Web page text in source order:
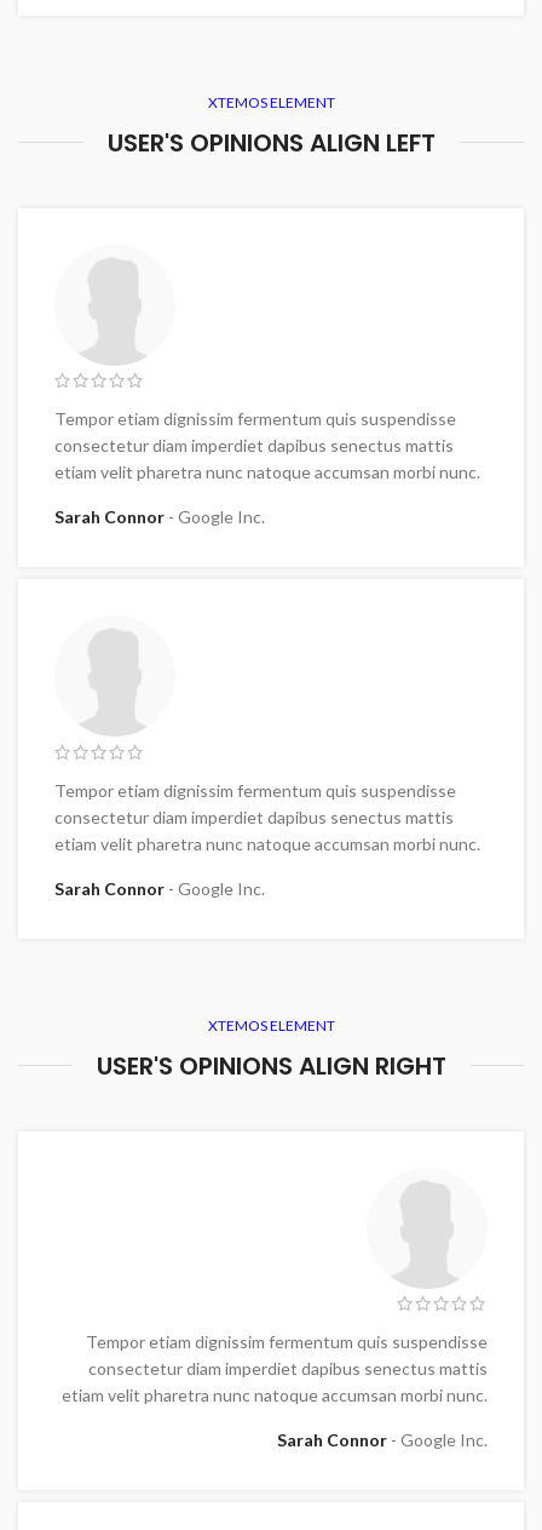
XTEMOS ELEMENT
USER'S OPINIONS ALIGN LEFT
Tempor etiam dignissim fermentum quis suspendisse
consectetur diam imperdiet dapibus senectus mattis
etiam velit pharetra nunc natoque accumsan morbi nunc.
Sarah Connor Google Inc.
Tempor etiam dignissim fermentum quis suspendisse
consectetur diam imperdiet dapibus senectus mattis
etiam velit pharetra nunc natoque accumsan morbi nunc.
Sarah Connor Google Inc.
XTEMOS ELEMENT
USER'S OPINIONS ALIGN RIGHT
Tempor etiam dignissim fermentum quis suspendisse
consectetur diam imperdiet dapibus senectus mattis
etiam velit pharetra nunc natoque accumsan morbi nunc.
Sarah Connor Google Inc.